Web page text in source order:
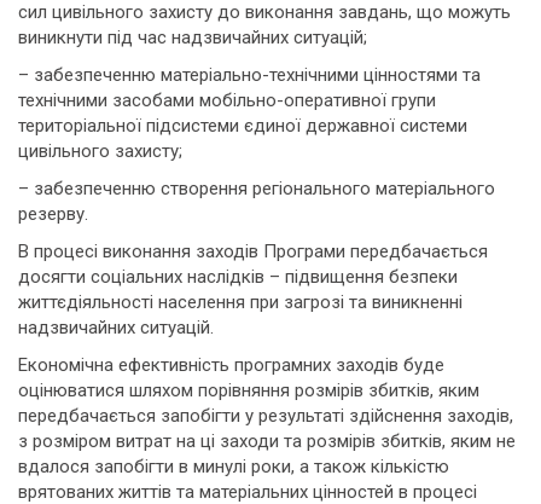
сил цивільного захисту до виконання завдань, що можуть
виникнути під час надзвичайних ситуацій;
– забезпеченню матеріально-технічними цінностями та
технічними засобами мобільно-оперативної групи
територіальної підсистеми єдиної державної системи
цивільного захисту;
– забезпеченню створення регіонального матеріального
резерву.
В процесі виконання заходів Програми передбачається
досягти соціальних наслідків – підвищення безпеки
життєдіяльності населення при загрозі та виникненні
надзвичайних ситуацій.
Економічна ефективність програмних заходів буде
оцінюватися шляхом порівняння розмірів збитків, яким
передбачається запобігти у результаті здійснення заходів,
з розміром витрат на ці заходи та розмірів збитків, яким не
вдалося запобігти в минулі роки, а також кількістю
врятованих життів та матеріальних цінностей в процесі